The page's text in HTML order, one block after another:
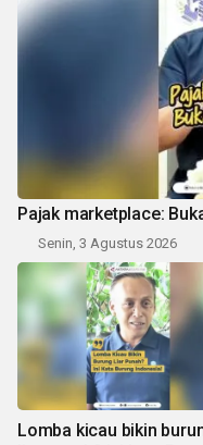
Pajak marketplace:
Senin, 3 Agustus 2026
Lomba kicau bikin